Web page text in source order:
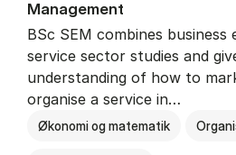
Man­age­ment
BSc SEM combines business
service sector studies and
understanding of how to
organise a service in…
Økonomi og matematik